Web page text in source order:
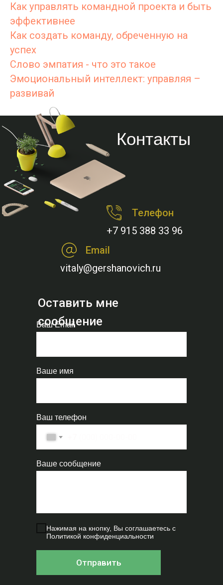
Как управлять командной проекта и быть
эффективнее
Как создать команду, обреченную на
успех
Слово эмпатия - что это такое
Эмоциональный интеллект: управляя –
развивай
Ваш Email
Ваше имя
Ваш телефон
Ваше сообщение
Нажимая на кнопку, Вы соглашаетесь с
Политикой конфиденциальности
Отправить
Контакты
Телефон
Email
+7 915 388 33 96
vitaly@gershanovich.ru
Оставить мне
сообщение